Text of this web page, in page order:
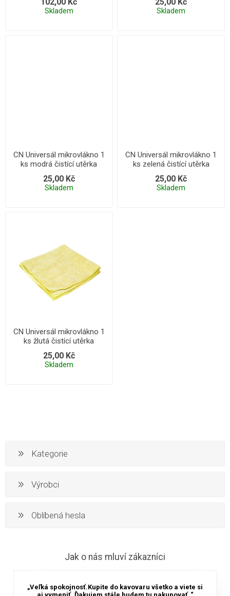
Skladem Skladem
CN Universál mikrovlákno 1
ks modrá čistící utěrka
25,00 Kč
Skladem
CN Universál mikrovlákno 1
ks zelená čistící utěrka
25,00 Kč
Skladem
CN Universál mikrovlákno 1
ks žlutá čistící utěrka
25,00 Kč
Skladem
Kategorie
Výrobci
Oblíbená hesla
Jak o nás mluví zákazníci
„Veľká spokojnosť.Kupite do kavovaru všetko a viete si